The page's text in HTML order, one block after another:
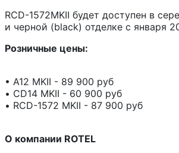
RCD-1572MKII будет доступен в
и черной (black) отделке с января
Розничные цены:
• A12 MKII - 89 900 руб
• CD14 MKII - 60 900 руб
• RCD-1572 MKII - 87 900 руб
О компании ROTEL